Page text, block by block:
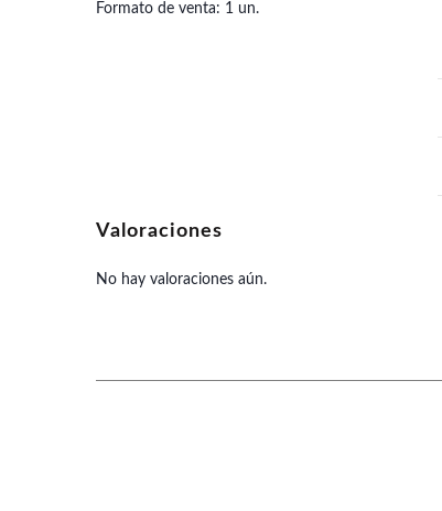
Formato de venta: 1 un.
Valoraciones
No hay valoraciones aún.